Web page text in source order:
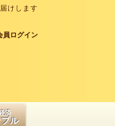
けします
員ログイン
済
ル